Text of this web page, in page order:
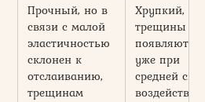
Прочный, но в
связи с малой
эластичностью
склонен к
отслаиванию,
трещинам
Хрупкий,
трещины
появляются
уже при
средней
воздействия